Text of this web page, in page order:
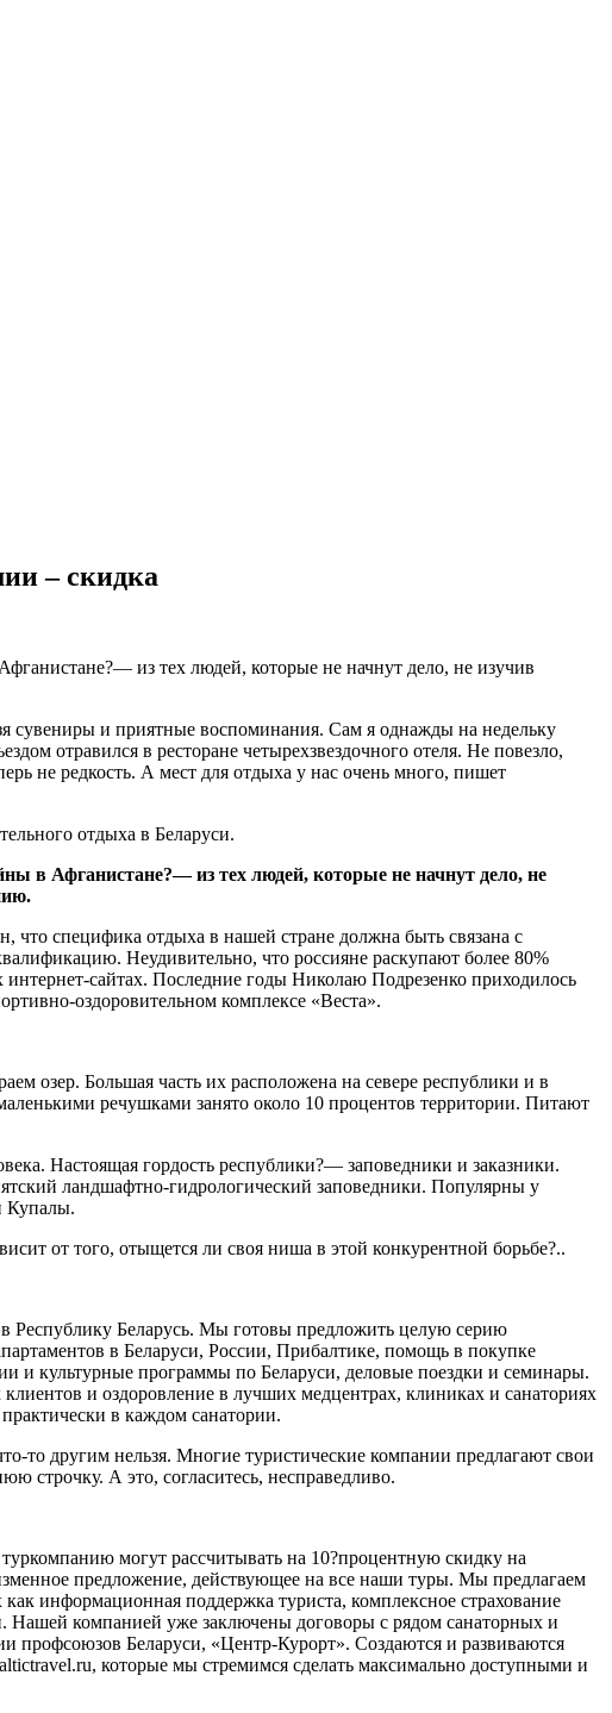
– скидка
из тех людей, которые не начнут дело, не изучив
сувениры и приятные воспоминания. Сам я однажды на недельку
отравился в ресторане четырехзвездочного отеля. Не повезло,
не редкость. А мест для отдыха у нас очень много, пишет
отдыха в Беларуси.
в Афганистане?— из тех людей, которые не начнут дело, не
что специфика отдыха в нашей стране должна быть связана с
Неудивительно, что россияне раскупают более 80%
сайтах. Последние годы Николаю Подрезенко приходилось
оздоровительном комплексе «Веста».
озер. Большая часть их расположена на севере республики и в
речушками занято около 10 процентов территории. Питают
Настоящая гордость республики?— заповедники и заказники.
ландшафтно-гидрологический заповедники. Популярны у
Купалы.
от того, отыщется ли своя ниша в этой конкурентной борьбе?..
Республику Беларусь. Мы готовы предложить целую серию
в Беларуси, России, Прибалтике, помощь в покупке
и культурные программы по Беларуси, деловые поездки и семинары.
и оздоровление в лучших медцентрах, клиниках и санаториях
в каждом санатории.
то другим нельзя. Многие туристические компании предлагают свои
строчку. А это, согласитесь, несправедливо.
могут рассчитывать на 10?процентную скидку на
предложение, действующее на все наши туры. Мы предлагаем
информационная поддержка туриста, комплексное страхование
Нашей компанией уже заключены договоры с рядом санаторных и
профсоюзов Беларуси, «Центр-Курорт». Создаются и развиваются
которые мы стремимся сделать максимально доступными и